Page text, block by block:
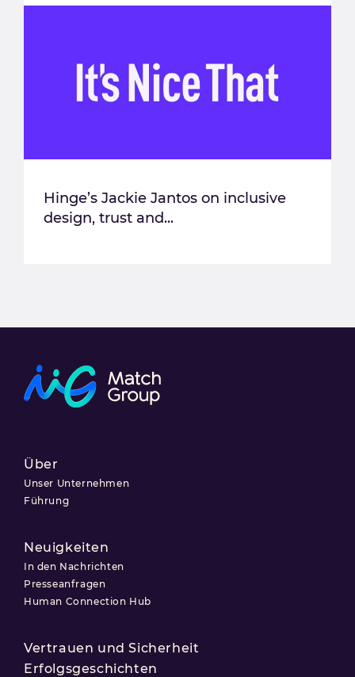
Hinge’s Jackie Jantos on inclusive
design, trust and...
Über
Unser Unternehmen
Führung
Neuigkeiten
In den Nachrichten
Presseanfragen
Human Connection Hub
Vertrauen und Sicherheit
Erfolgsgeschichten